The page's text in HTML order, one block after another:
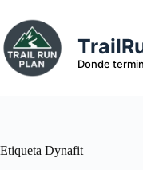
contenido
Donde
Etiqueta Dynafit